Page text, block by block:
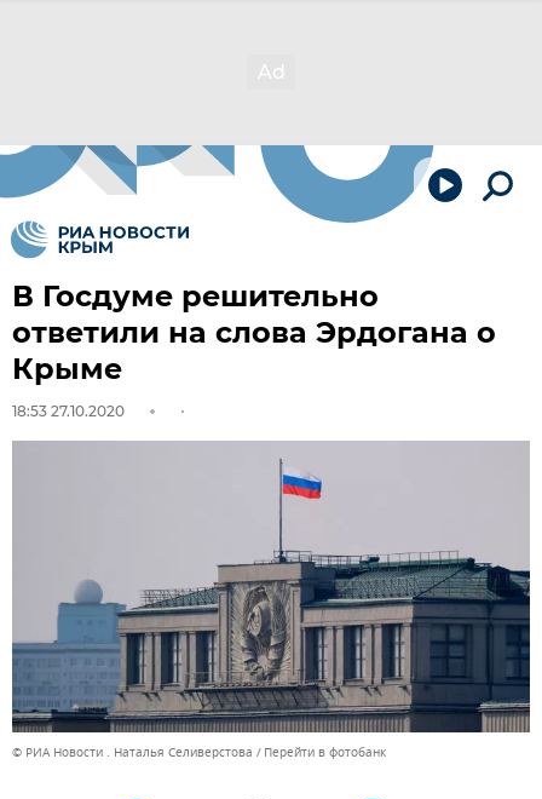
В Госдуме решительно
ответили на слова Эрдогана о
Крыме
18:53 27.10.2020
© РИА Новости . Наталья Селиверстова Перейти в фотобанк